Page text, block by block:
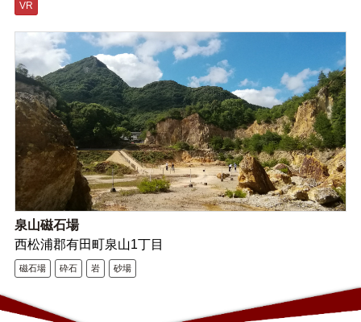
VR
泉山磁石場
西松浦郡有田町泉山1丁目
磁石場 砕石 岩 砂場